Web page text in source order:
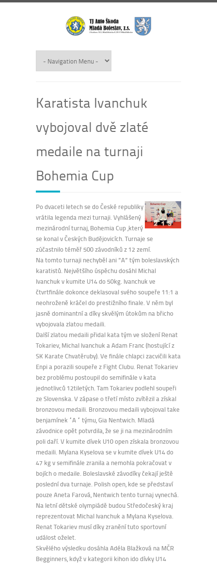
Karatista Ivanchuk
vybojoval dvě zlaté
medaile na turnaji
Bohemia Cup
Po dvaceti letech se do České republiky
vrátila legenda mezi turnaji. Vyhlášený
mezinárodní turnaj, Bohemia Cup ,který
se konal v Českých Budějovicích. Turnaje se
zúčastnilo téměř 500 závodníků z 12 zemí.
Na tomto turnaji nechyběl ani ”A” tým boleslavských
karatistů. Největšího úspěchu dosáhl Michal
Ivanchuk v kumite U14 do 50kg. Ivanchuk ve
čtvrtfinále dokonce deklasoval svého soupeře 11:1 a
neohroženě kráčel do prestižního finale. V něm byl
jasně dominantní a díky skvělým útokům na břicho
vybojovala zlatou medaili.
Další zlatou medaili přidal kata tým ve složení Renat
Tokariev, Michal Ivanchuk a Adam Franc (hostující z
SK Karate Chvatěruby). Ve finále chlapci zacvičili kata
Enpi a porazili soupeře z Fight Clubu. Renat Tokariev
bez problému postoupil do semifinále v kata
jednotlivců 12tiletých. Tam Tokariev podlehl soupeři
ze Slovenska. V zápase o třetí místo zvítězil a získal
bronzovou medaili. Bronzovou medaili vybojoval take
benjamínek “A “ týmu, Gia Nentwich. Mladá
závodnice opět potvrdila, že se ji na mezinárodním
poli daří. V kumite dívek U10 open získala bronzovou
medaili. Mylana Kyselova se v kumite dívek U14 do
47 kg v semifinále zranila a nemohla pokračovat v
bojích o medaile. Boleslavské závodíky čekají ještě
poslední dva turnaje. Polish open, kde se představí
pouze Aneta Farová, Nentwich tento turnaj vynechá.
Na letní dětské olympiádě budou Středočeský kraj
reprezentovat Michal Ivanchuk a Mylana Kyselova.
Renat Tokariev musí díky zranění tuto sportovní
událost oželet.
Skvělého výsledku dosáhla Adéla Blažková na MČR
Begginners, když v kategorii kihon ido dívky U14